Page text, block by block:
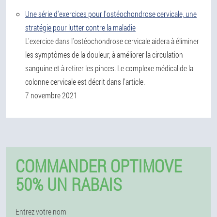
Une série d'exercices pour l'ostéochondrose cervicale, une
stratégie pour lutter contre la maladie
L'exercice dans l'ostéochondrose cervicale aidera à éliminer
les symptômes de la douleur, à améliorer la circulation
sanguine et à retirer les pinces. Le complexe médical de la
colonne cervicale est décrit dans l'article.
7 novembre 2021
COMMANDER OPTIMOVE
50% UN RABAIS
Entrez votre nom